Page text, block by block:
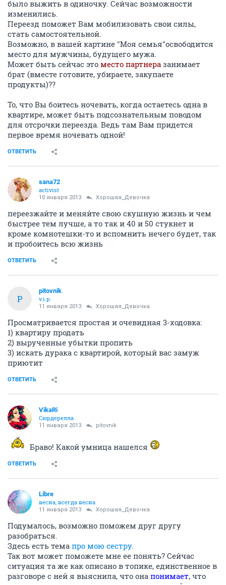
было выжить в одиночку. Сейчас возможности
изменились.
Переезд поможет Вам мобилизовать свои силы,
стать самостоятельной.
Возможно, в вашей картине "Моя семья"освободится
место для мужчины, будущего мужа.
Может быть сейчас это место партнера занимает
брат (вместе готовите, убираете, закупаете
продукты)??
То, что Вы боитесь ночевать, когда остаетесь одна в
квартире, может быть подсознательным поводом
для отсрочки переезда. Ведь там Вам придется
первое время ночевать одной!
ОТВЕТИТЬ
sana72
activist
10 января 2013 Хорошая_Девочка
переезжайте и меняйте свою скушную жизнь и чем
быстрее тем лучше, а то так и 40 и 50 стукнет и
кроме комнотешки-то и вспомнить нечего будет, так
и пробоитесь всю жизнь
ОТВЕТИТЬ
P
pitovnik
v.i.p.
11 января 2013 Хорошая_Девочка
Просматривается простая и очевидная 3-ходовка:
1) квартиру продать
2) вырученные убытки пропить
3) искать дурака с квартирой, который вас замуж
приютит
ОТВЕТИТЬ
VikaRi
Сюрдерелла
11 января 2013 pitovnik
Браво! Какой умница нашелся
ОТВЕТИТЬ
Libre
весна, всегда весна
11 января 2013 Хорошая_Девочка
Подумалось, возможно поможем друг другу
разобраться.
Здесь есть тема про мою сестру.
Так вот может поможете мне ее понять? Сейчас
ситуация та же как описано в топике, единственное в
разговоре с ней я выяснила, что она понимает, что